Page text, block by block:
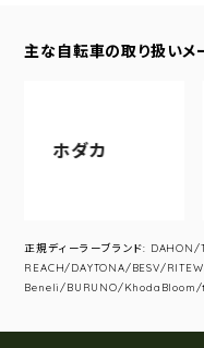
主な自転車の取り扱いメ
ホダカ
正規ディーラーブランド:
REACH/DAYTONA/BESV/
Beneli/BURUNO/